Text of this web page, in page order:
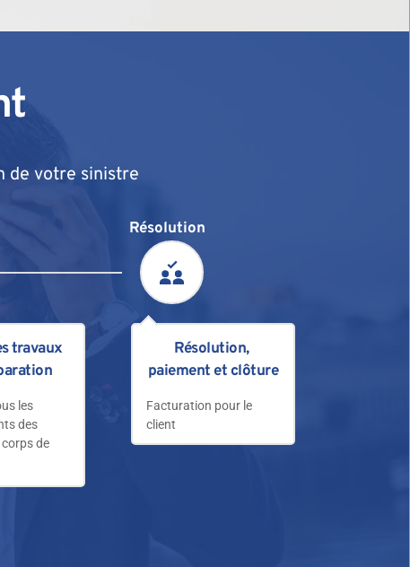
de votre sinistre
travaux
les
des
de
Résolution
Résolution,
paiement et clôture
Facturation pour le
client